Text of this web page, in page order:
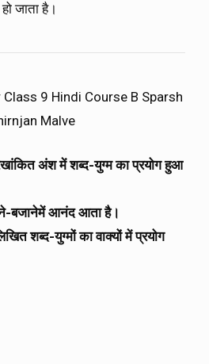
जाता है।
9 Hindi Course B Sparsh
Malve
अंश में शब्द-युग्म का प्रयोग हुआ
बजानेमें आनंद आता है।
शब्द-युग्मों का वाक्यों में प्रयोग